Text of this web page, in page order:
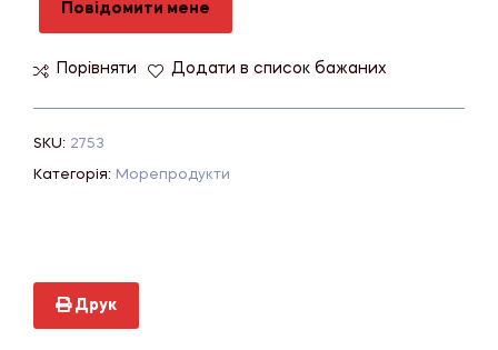
Повідомити мене
Порівняти Додати в список бажаних
SKU: 2753
Категорія: Морепродукти
Друк